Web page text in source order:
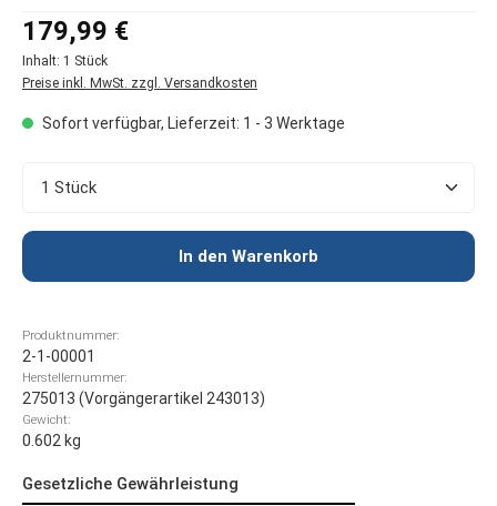
Regulärer Preis:
179,99 €
Inhalt: 1 Stück
Preise inkl. MwSt. zzgl. Versandkosten
Sofort verfügbar, Lieferzeit: 1 - 3 Werktage
Produkt Anzahl: Gib den gewünschten Wert ein
In den Warenkorb
Produktnummer:
2-1-00001
Herstellernummer:
275013 (Vorgängerartikel 243013)
Gewicht:
0.602 kg
Gesetzliche Gewährleistung